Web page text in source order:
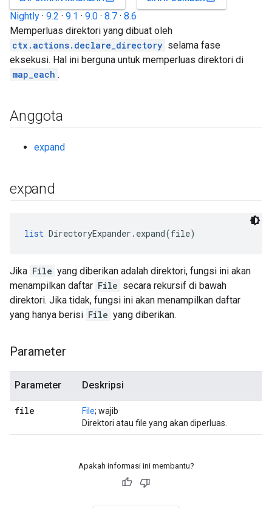
Nightly · 9.2 · 9.1 · 9.0 · 8.7 · 8.6
Memperluas direktori yang dibuat oleh
ctx.actions.declare_directory selama fase
eksekusi. Hal ini berguna untuk memperluas direktori di
map_each .
Anggota
expand
expand
list DirectoryExpander.expand(file)
Jika File yang diberikan adalah direktori, fungsi ini akan
menampilkan daftar File secara rekursif di bawah
direktori. Jika tidak, fungsi ini akan menampilkan daftar
yang hanya berisi File yang diberikan.
Parameter
Parameter Deskripsi
file File; wajib
Direktori atau file yang akan diperluas.
Apakah informasi ini membantu?